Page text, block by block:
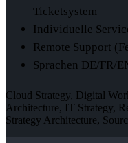
Ticketsystem
Individuelle
Remote Support
Sprachen DE/FR/
Cloud Strategy, Digital
Architecture, IT Strategy,
Strategy Architecture,